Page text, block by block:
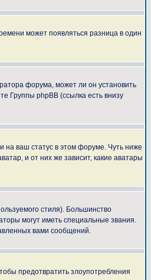
может появляться разница в один
форума, может ли он установить
Группы phpBB (ссылка есть внизу
на ваш статус в этом форуме. Чуть ниже
и от них же зависит, какие аватары
стиля). Большинство
могут иметь специальные звания.
вами сообщений.
предотвратить злоупотребления